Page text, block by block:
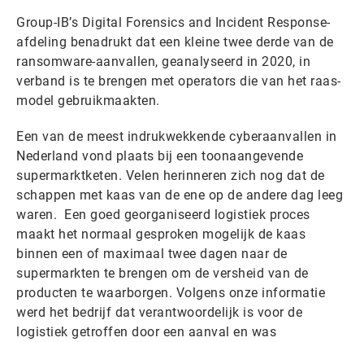
Group-IB’s Digital Forensics and Incident Response-
afdeling benadrukt dat een kleine twee derde van de
ransomware-aanvallen, geanalyseerd in 2020, in
verband is te brengen met operators die van het raas-
model gebruikmaakten.
Een van de meest indrukwekkende cyberaanvallen in
Nederland vond plaats bij een toonaangevende
supermarktketen. Velen herinneren zich nog dat de
schappen met kaas van de ene op de andere dag leeg
waren. Een goed georganiseerd logistiek proces
maakt het normaal gesproken mogelijk de kaas
binnen een of maximaal twee dagen naar de
supermarkten te brengen om de versheid van de
producten te waarborgen. Volgens onze informatie
werd het bedrijf dat verantwoordelijk is voor de
logistiek getroffen door een aanval en was